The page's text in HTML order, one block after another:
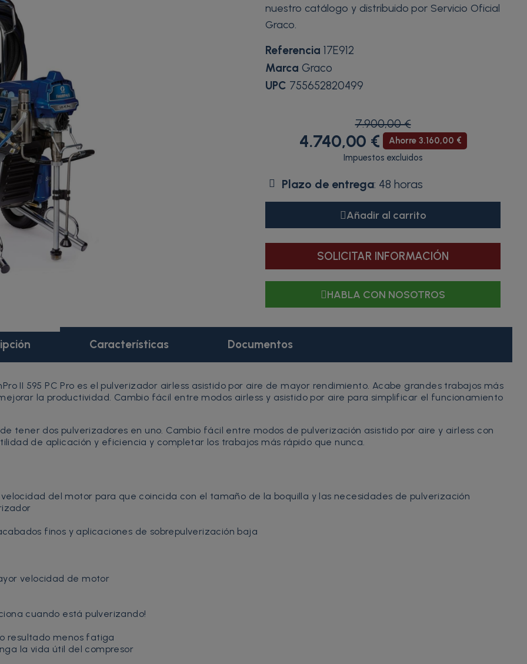
nuestro catálogo y distribuido por Servicio Oficial
Graco.
Referencia 17E912
Marca Graco
UPC 755652820499
7.900,00 €
4.740,00 €
Ahorre 3.160,00 €
Impuestos excluidos
Plazo de entrega: 48 horas
Añadir al carrito
SOLICITAR INFORMACIÓN
HABLA CON NOSOTROS
Características Documentos
II 595 PC Pro es el pulverizador airless asistido por aire de mayor rendimiento. Acabe grandes trabajos más
la productividad. Cambio fácil entre modos airless y asistido por aire para simplificar el funcionamiento
tener dos pulverizadores en uno. Cambio fácil entre modos de pulverización asistido por aire y airless con
de aplicación y eficiencia y completar los trabajos más rápido que nunca.
del motor para que coincida con el tamaño de la boquilla y las necesidades de pulverización
finos y aplicaciones de sobrepulverización baja
velocidad de motor
cuando está pulverizando!
resultado menos fatiga
la vida útil del compresor